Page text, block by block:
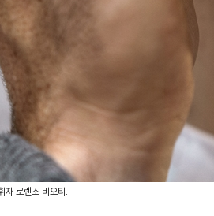
자 로렌조 비오티.